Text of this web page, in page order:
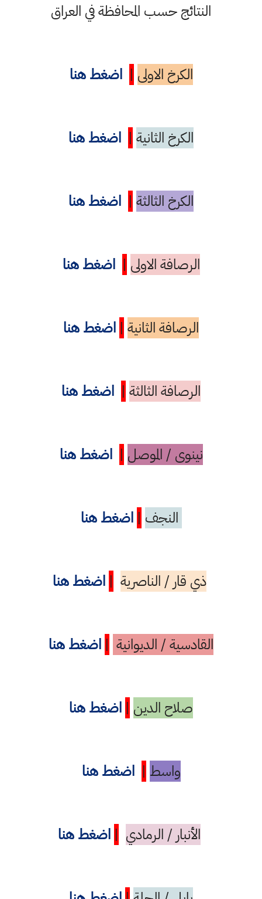
النتائج حسب المحافظة في العراق
الكرخ الاولى | اضغط هنا
الكرخ الثانية | اضغط هنا
الكرخ الثالثة | اضغط هنا
الرصافة الاولى | اضغط هنا
الرصافة الثانية | اضغط هنا
الرصافة الثالثة | اضغط هنا
نينوى / الموصل | اضغط هنا
النجف | اضغط هنا
ذي قار / الناصرية | اضغط هنا
القادسية / الديوانية | اضغط هنا
صلاح الدين | اضغط هنا
واسط | اضغط هنا
الأنبار / الرمادي | اضغط هنا